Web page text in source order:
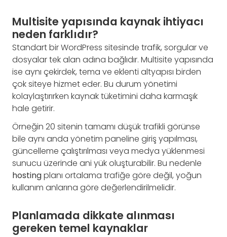
Multisite yapısında kaynak ihtiyacı
neden farklıdır?
Standart bir WordPress sitesinde trafik, sorgular ve
dosyalar tek alan adına bağlıdır. Multisite yapısında
ise aynı çekirdek, tema ve eklenti altyapısı birden
çok siteye hizmet eder. Bu durum yönetimi
kolaylaştırırken kaynak tüketimini daha karmaşık
hale getirir.
Örneğin 20 sitenin tamamı düşük trafikli görünse
bile aynı anda yönetim paneline giriş yapılması,
güncelleme çalıştırılması veya medya yüklenmesi
sunucu üzerinde ani yük oluşturabilir. Bu nedenle
hostingplanı ortalama trafiğe göre değil, yoğun
kullanım anlarına göre değerlendirilmelidir.
Planlamada dikkate alınması
gereken temel kaynaklar